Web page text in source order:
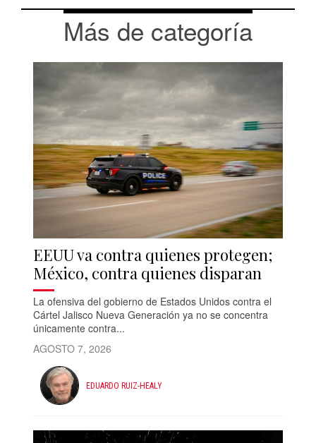
Más de categoría
EEUU va contra quienes protegen;
México, contra quienes disparan
La ofensiva del gobierno de Estados Unidos contra el
Cártel Jalisco Nueva Generación ya no se concentra
únicamente contra...
AGOSTO 7, 2026
EDUARDO RUIZ-HEALY